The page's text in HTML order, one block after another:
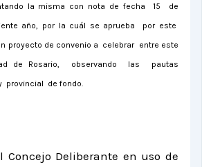
la misma con nota de fecha 15
de
año, por la cuál se aprueba
por este
proyecto de convenio a celebrar entre este
de Rosario,
observando las
pautas
provincial de fondo.
Concejo Deliberante en uso de